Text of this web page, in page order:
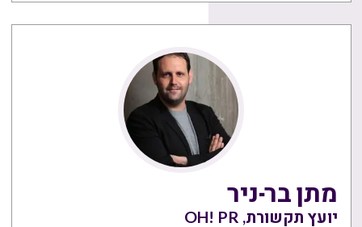
מתן בר-ניר
יועץ תקשורת, OH! PR